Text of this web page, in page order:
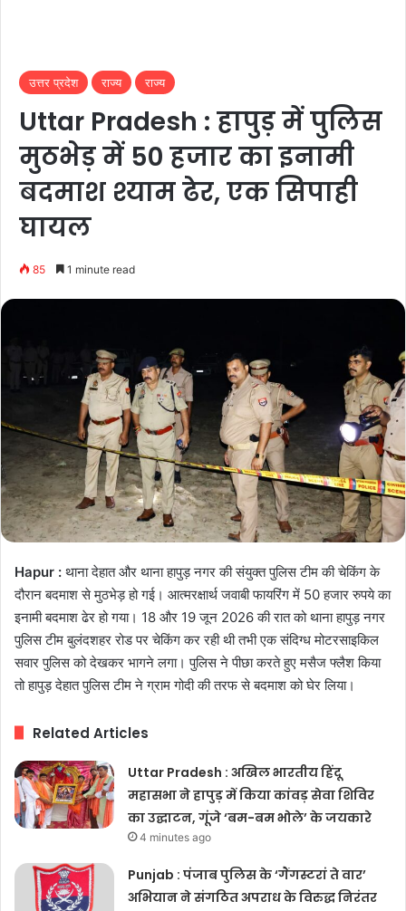
उत्तर प्रदेश राज्य राज्य
Uttar Pradesh : हापुड़ में पुलिस
मुठभेड़ में 50 हजार का इनामी
बदमाश श्याम ढेर, एक सिपाही
घायल
85 1 minute read
Hapur : थाना देहात और थाना हापुड़ नगर की संयुक्त पुलिस टीम की चेकिंग के
दौरान बदमाश से मुठभेड़ हो गई। आत्मरक्षार्थ जवाबी फायरिंग में 50 हजार रुपये का
इनामी बदमाश ढेर हो गया। 18 और 19 जून 2026 की रात को थाना हापुड़ नगर
पुलिस टीम बुलंदशहर रोड पर चेकिंग कर रही थी तभी एक संदिग्ध मोटरसाइकिल
सवार पुलिस को देखकर भागने लगा। पुलिस ने पीछा करते हुए मसैज फ्लैश किया
तो हापुड़ देहात पुलिस टीम ने ग्राम गोदी की तरफ से बदमाश को घेर लिया।
Related Articles
Uttar Pradesh : अखिल भारतीय हिंदू
महासभा ने हापुड़ में किया कांवड़ सेवा शिविर
का उद्घाटन, गूंजे ‘बम-बम भोले’ के जयकारे
4 minutes ago
Punjab : पंजाब पुलिस के ‘गैंगस्टरां ते वार’
अभियान ने संगठित अपराध के विरुद्ध निरंतर